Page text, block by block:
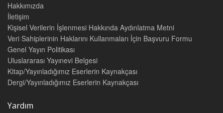
Hakkımızda
İletişim
Kişisel Verilerin İşlenmesi Hakkında Aydınlatma Metni
Veri Sahiplerinin Haklarını Kullanmaları İçin Başvuru Formu
Genel Yayın Politikası
Uluslararası Yayınevi Belgesi
Kitap/Yayınladığımız Eserlerin Kaynakçası
Dergi/Yayınladığımız Eserlerin Kaynakçası
Yardım